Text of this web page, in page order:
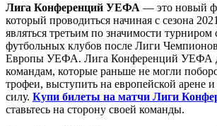
Лига Конференций УЕФА — это новый
который проводиться начиная с сезона
являться третьим по значимости турниром
футбольных клубов после Лиги
Европы УЕФА. Лига Конференций УЕФА
командам, которые раньше не могли
трофеи, выступить на европейской арене
силу. Купи билеты на матчи Лиги
ставьтесь на сторону своей команды.